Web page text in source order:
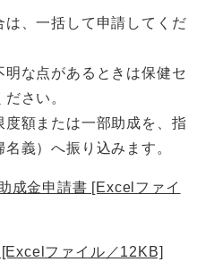
、一括して申請してくだ
な点があるときは保健セ
さい。
額または一部助成を、指
義）へ振り込みます。
成金申請書 [Excelファイ
ファイル／12KB]